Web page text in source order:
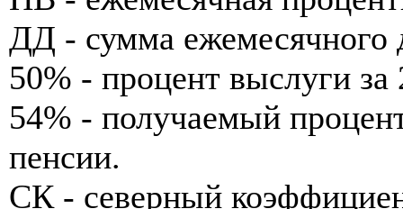
ДД - сумма ежемесячного
50% - процент выслуги за
54% - получаемый
пенсии.
CК - cеверный